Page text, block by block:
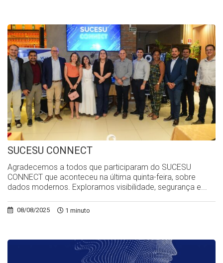
SUCESU CONNECT
Agradecemos a todos que participaram do SUCESU
CONNECT que aconteceu na última quinta-feira, sobre
dados modernos. Exploramos visibilidade, segurança e...
08/08/2025 1 minuto